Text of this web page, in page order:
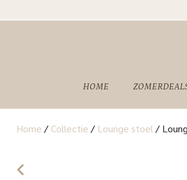
HOME
SHOWROOM
Home / Collectie / Lounge stoel /